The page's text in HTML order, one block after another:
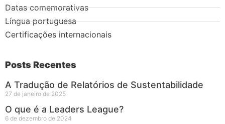
Datas comemorativas
Língua portuguesa
Certificações internacionais
Posts Recentes
A Tradução de Relatórios de Sustentabilidade
27 de janeiro de 2025
O que é a Leaders League?
6 de dezembro de 2024